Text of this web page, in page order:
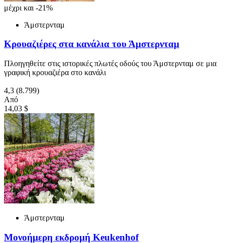
μέχρι και -21%
Άμστερνταμ
Κρουαζιέρες στα κανάλια του Άμστερνταμ
Πλοηγηθείτε στις ιστορικές πλωτές οδούς του Άμστερνταμ σε μια
γραφική κρουαζιέρα στο κανάλι
4,3 (8.799)
Από
14,03 $
Άμστερνταμ
Μονοήμερη εκδρομή Keukenhof